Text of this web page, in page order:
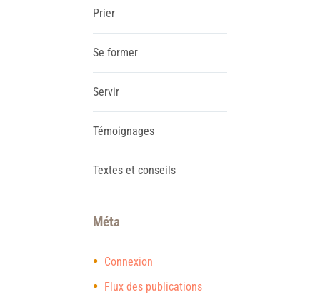
Prier
Se former
Servir
Témoignages
Textes et conseils
Méta
Connexion
Flux des publications